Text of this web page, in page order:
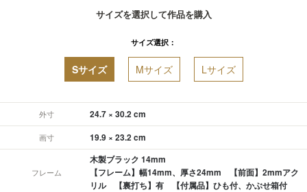
サイズを選択して作品を購入
サイズ選択：
Sサイズ Mサイズ Lサイズ
外寸 24.7 × 30.2 cm
画寸 19.9 × 23.2 cm
フレーム
木製ブラック 14mm
【フレーム】幅14mm、厚さ24mm 【前面】2mmアク
リル 【裏打ち】有 【付属品】ひも付、かぶせ箱付